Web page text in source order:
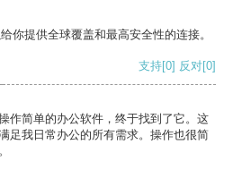
你提供全球覆盖和最高安全性的连接。
支持[0] 反对[0]
作简单的办公软件，终于找到了它。这
足我日常办公的所有需求。操作也很简